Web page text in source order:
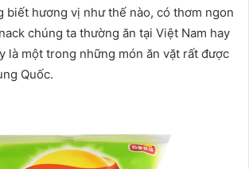
biết hương vị như thế nào, có thơm ngon
chúng ta thường ăn tại Việt Nam hay
là một trong những món ăn vặt rất được
Quốc.